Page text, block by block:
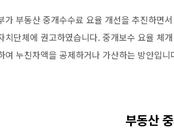
가 부동산 중개수수료 요율 개선을 추진하면
치단체에 권고하였습니다. 중개보수 요율 체
여 누친차액을 공제하거나 가산하는 방안입
부동산